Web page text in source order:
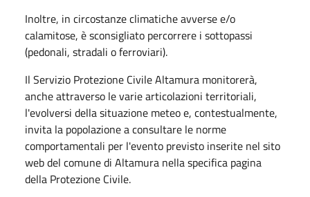
Inoltre, in circostanze climatiche avverse e/o
calamitose, è sconsigliato percorrere i sottopassi
(pedonali, stradali o ferroviari).
Il Servizio Protezione Civile Altamura monitorerà,
anche attraverso le varie articolazioni territoriali,
l'evolversi della situazione meteo e, contestualmente,
invita la popolazione a consultare le norme
comportamentali per l'evento previsto inserite nel sito
web del comune di Altamura nella specifica pagina
della Protezione Civile.